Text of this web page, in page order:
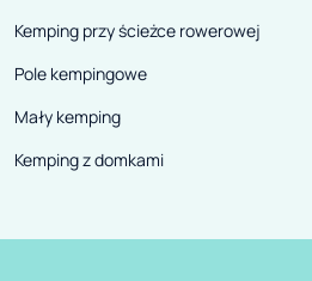
Kemping przy ścieżce rowerowej
Pole kempingowe
Mały kemping
Kemping z domkami